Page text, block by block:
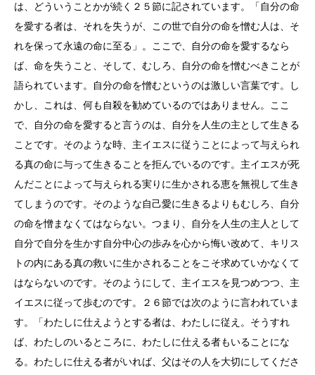
は、どういうことかが続く２５節に記されています。「自分の命
を愛する者は、それを失うが、この世で自分の命を憎む人は、そ
れを保って永遠の命に至る」。ここで、自分の命を愛するなら
ば、命を失うこと、そして、むしろ、自分の命を憎むべきことが
語られています。自分の命を憎むというのは激しい言葉です。し
かし、これは、何も自殺を勧めているのではありません。ここ
で、自分の命を愛すると言うのは、自分を人生の主として生きる
ことです。そのような時、主イエスに従うことによって与えられ
る真の命に与って生きることを拒んでいるのです。主イエスが死
んだことによって与えられる実りに生かされる恵を無視して生き
てしまうのです。そのような自己愛に生きるよりもむしろ、自分
の命を憎まなくてはならない。つまり、自分を人生の主人として
自分で自分を生かす自分中心の歩みを心から悔い改めて、キリス
トの内にある真の救いに生かされることをこそ求めていかなくて
はならないのです。そのようにして、主イエスを見つめつつ、主
イエスに従って歩むのです。２６節では次のように言われていま
す。「わたしに仕えようとする者は、わたしに従え。そうすれ
ば、わたしのいるところに、わたしに仕える者もいることにな
る。わたしに仕える者がいれば、父はその人を大切にしてくださ